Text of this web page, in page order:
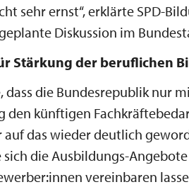
sehr ernst“, erklärte SPD-
Diskussion im
Stärkung der beruflichen
dass die Bundesrepublik nur
den künftigen
auf das wieder deutlich
sich die Ausbildungs-
vereinbaren